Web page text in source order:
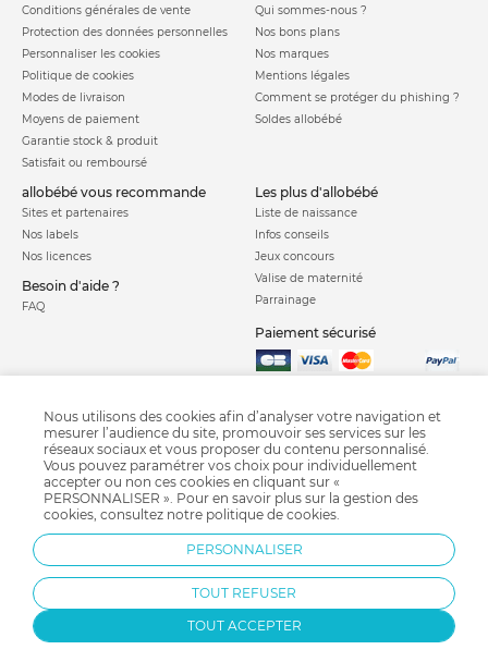
Conditions générales de vente
Protection des données personnelles
Personnaliser les cookies
Politique de cookies
Modes de livraison
Moyens de paiement
Garantie stock & produit
Satisfait ou remboursé
Qui sommes-nous ?
Nos bons plans
Nos marques
Mentions légales
Comment se protéger du phishing ?
Soldes allobébé
allobébé vous recommande
Sites et partenaires
Nos labels
Nos licences
Besoin d'aide ?
FAQ
les plus d'allobébé
Liste de naissance
Infos conseils
Jeux concours
Valise de maternité
Parrainage
Paiement sécurisé
Stérilisateur biberon
Biberon
Protection par reCAPTCHA
Nous utilisons des cookies afin d’analyser votre navigation et
mesurer l’audience du site, promouvoir ses services sur les
réseaux sociaux et vous proposer du contenu personnalisé.
Vous pouvez paramétrer vos choix pour individuellement
accepter ou non ces cookies en cliquant sur «
PERSONNALISER ». Pour en savoir plus sur la gestion des
cookies, consultez notre politique de cookies.
PERSONNALISER
TOUT REFUSER
TOUT ACCEPTER